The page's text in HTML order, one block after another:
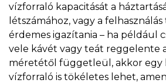
vízforraló kapacitását a
létszámához, vagy a
érdemes igazítania – ha például
vele kávét vagy teát reggelente
méretétől függetleül, akkor egy
vízforraló is tökéletes lehet,